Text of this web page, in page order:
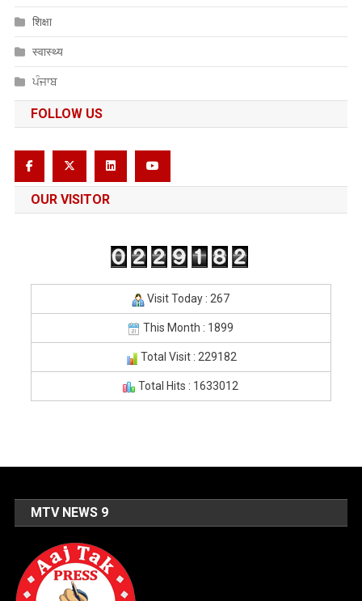
शिक्षा
स्वास्थ्य
ਪੰਜਾਬ
FOLLOW US
OUR VISITOR
Visit Today : 267
This Month : 1899
Total Visit : 229182
Total Hits : 1633012
MTV NEWS 9